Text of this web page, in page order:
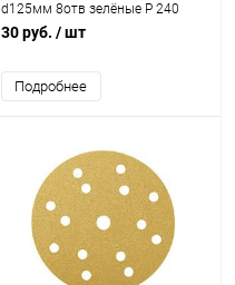
d125мм 8отв зелёные Р 240
липучка, (корея)
30 руб. / шт
Подробнее